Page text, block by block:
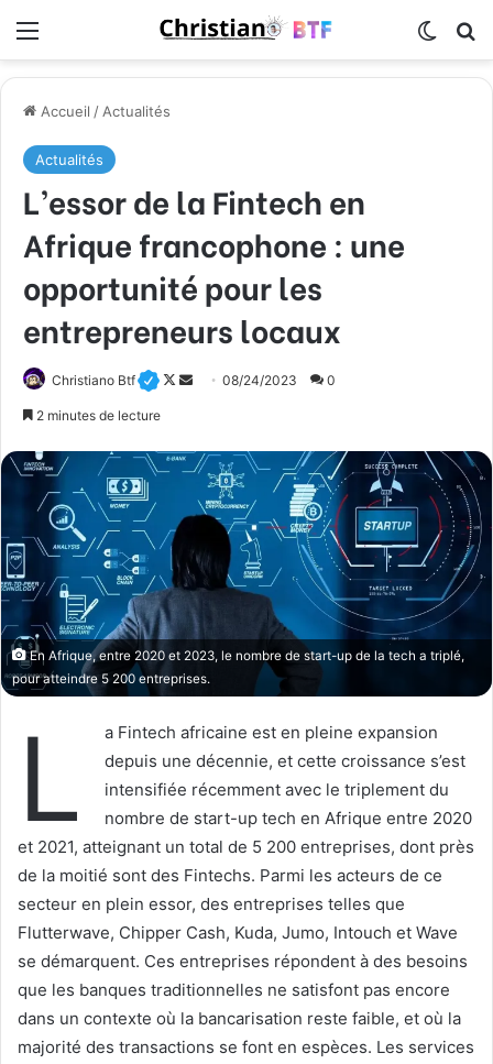
Accueil / Actualités
Actualités
L’essor de la Fintech en
Afrique francophone : une
opportunité pour les
entrepreneurs locaux
Christiano Btf
F
l
w
n
X
o
e
u
n
c
o
r
r
08/24/2023 0
2 minutes de lecture
En Afrique, entre 2020 et 2023, le nombre de start-up de la tech a triplé,
pour atteindre 5 200 entreprises.
L
a Fintech africaine est en pleine expansion
depuis une décennie, et cette croissance s’est
intensifiée récemment avec le triplement du
nombre de start-up tech en Afrique entre 2020
et 2021, atteignant un total de 5 200 entreprises, dont près
de la moitié sont des Fintechs. Parmi les acteurs de ce
secteur en plein essor, des entreprises telles que
Flutterwave, Chipper Cash, Kuda, Jumo, Intouch et Wave
se démarquent. Ces entreprises répondent à des besoins
que les banques traditionnelles ne satisfont pas encore
dans un contexte où la bancarisation reste faible, et où la
majorité des transactions se font en espèces. Les services